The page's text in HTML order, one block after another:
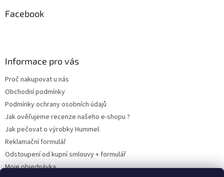
Facebook
Informace pro vás
Proč nakupovat u nás
Obchodní podmínky
Podmínky ochrany osobních údajů
Jak ověřujeme recenze našeho e-shopu ?
Jak pečovat o výrobky Hummel.
Reklamační formulář
Odstoupení od kupní smlouvy + formulář
Moje objednávka